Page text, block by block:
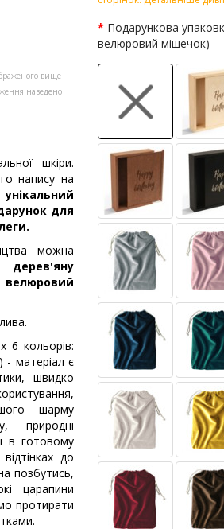
вище
наведено
шкіри.
напису на
для
можна
6 кольорів:
- матеріал є
швидко
шарму
природні
в готовому
до
позбутись,
царапини
протирати
Подарункова
велюровий мішечок)